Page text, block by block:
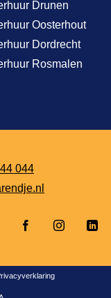
Drunen
Oosterhout
Dordrecht
Rosmalen
044